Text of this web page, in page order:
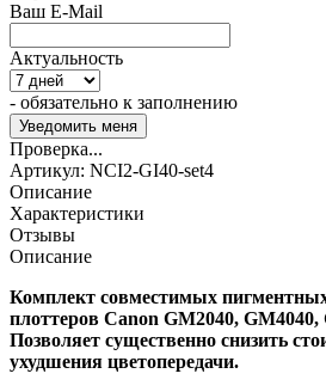
Ваш E-Mail
Актуальность
- обязательно к заполнению
Проверка...
Артикул: NCI2-GI40-set4
Описание
Характеристики
Отзывы
Описание
Комплект совместимых
плоттеров Canon GM2040, GM4040,
Позволяет существенно снизить
ухудшения цветопередачи.